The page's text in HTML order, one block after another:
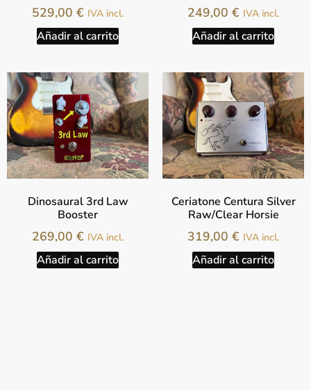
529,00 € IVA incl.
Añadir al carrito
249,00 € IVA incl.
Añadir al carrito
Dinosaural 3rd Law
Booster
269,00 € IVA incl.
Añadir al carrito
Ceriatone Centura Silver
Raw/Clear Horsie
319,00 € IVA incl.
Añadir al carrito